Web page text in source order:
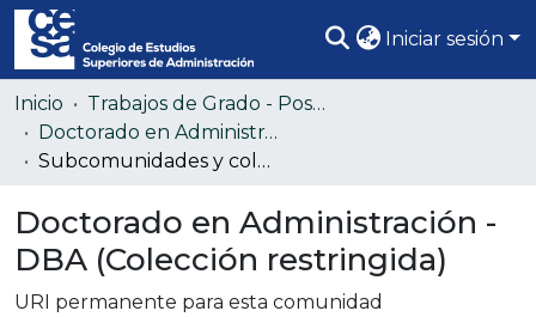
Iniciar sesión
Comunidades
Todo DSpace
Inicio
Trabajos de Grado - Posgrado
Doctorado en Administración - DBA (Colección restringida)
Subcomunidades y colecciones
Doctorado en Administración -
DBA (Colección restringida)
URI permanente para esta comunidad